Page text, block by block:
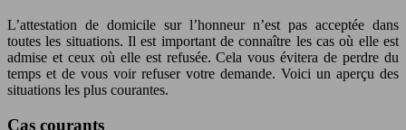
L’attestation de domicile sur l’honneur n’est pas acceptée dans
toutes les situations. Il est important de connaître les cas où elle est
admise et ceux où elle est refusée. Cela vous évitera de perdre du
temps et de vous voir refuser votre demande. Voici un aperçu des
situations les plus courantes.
Cas courants